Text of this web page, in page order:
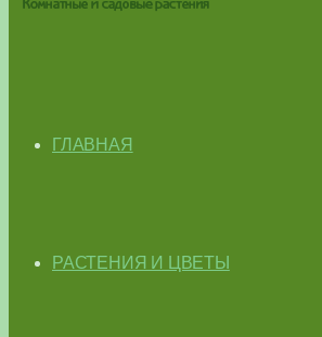
ГЛАВНАЯ
РАСТЕНИЯ И ЦВЕТЫ